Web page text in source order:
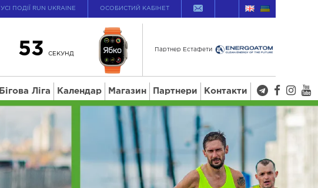
УСІ ПОДІЇ RUN UKRAINE ОСОБИСТИЙ КАБІНЕТ
52СЕКУНД
Партнер Естафети
Бігова Ліга Календар Магазин Партнери Контакти